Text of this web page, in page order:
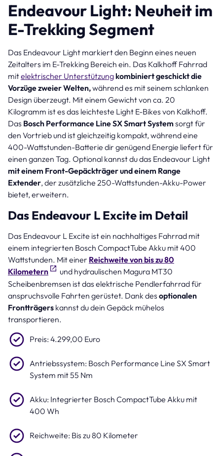
Endeavour Light: Neuheit im
E-Trekking Segment
Das Endeavour Light markiert den Beginn eines neuen
Zeitalters im E-Trekking Bereich ein. Das Kalkhoff Fahrrad
mitelektrischer Unterstützung kombiniert geschickt die
Vorzüge zweier Welten,während es mit seinem schlanken
Design überzeugt. Mit einem Gewicht von ca. 20
Kilogramm ist es das leichteste Light E-Bikes von Kalkhoff.
Das Bosch Performance Line SX Smart Systemsorgt für
den Vortrieb und ist gleichzeitig kompakt, während eine
400-Wattstunden-Batterie dir genügend Energie liefert für
einen ganzen Tag. Optional kannst du das Endeavour Light
mit einem Front-Gepäckträger und einem Range
Extender, der zusätzliche 250-Wattstunden-Akku-Power
bietet, erweitern.
Das Endeavour L Excite im Detail
Das Endeavour L Excite ist ein nachhaltiges Fahrrad mit
einem integrierten Bosch CompactTube Akku mit 400
Wattstunden. Mit einer Reichweite von bis zu 80
Kilometern
und hydraulischen Magura MT30
Scheibenbremsen ist das elektrische Pendlerfahrrad für
anspruchsvolle Fahrten gerüstet. Dank des optionalen
Frontträgers kannst du dein Gepäck mühelos
transportieren.
Preis: 4.299,00 Euro
Antriebssystem: Bosch Performance Line SX Smart
System mit 55 Nm
Akku: Integrierter Bosch CompactTube Akku mit
400 Wh
Reichweite: Bis zu 80 Kilometer